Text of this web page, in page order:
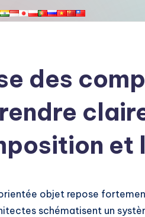
des
et
objet repose
schématisent un